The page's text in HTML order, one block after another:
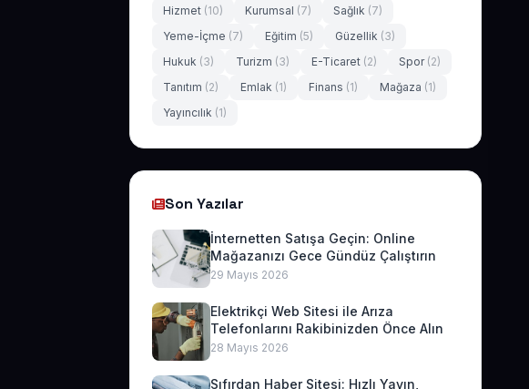
Hizmet (10) Kurumsal (7) Sağlık (7)
Yeme-İçme (7) Eğitim (5) Güzellik (3)
Hukuk (3) Turizm (3) E-Ticaret (2) Spor (2)
Tanıtım (2) Emlak (1) Finans (1) Mağaza (1)
Yayıncılık (1)
Son Yazılar
İnternetten Satışa Geçin: Online
Mağazanızı Gece Gündüz Çalıştırın
29 Mayıs 2026
Elektrikçi Web Sitesi ile Arıza
Telefonlarını Rakibinizden Önce Alın
28 Mayıs 2026
Sıfırdan Haber Sitesi: Hızlı Yayın,